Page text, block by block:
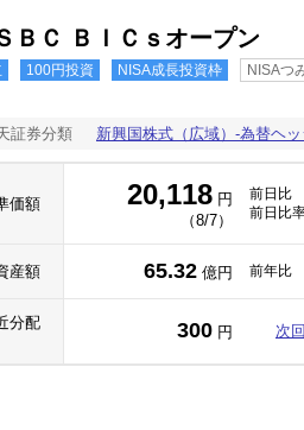
ＢＣ ＢＩＣｓオープン
100円投資 NISA成長投資枠 NISAつ
証券分類 新興国株式（広域）-為替ヘ
価額 20,118 円
（8/7）
前日比
前日比
産額 65.32 億円 前年比
分配
300 円 次